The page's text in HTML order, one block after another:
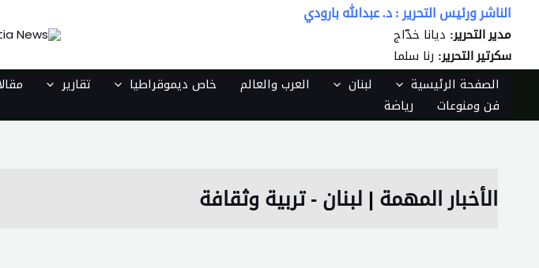
تخطي
المحتوى
الناشر ورئيس التحرير : د. عبدالله بارودي
مدير التحرير: ديانا خدّاج
سكرتير التحرير: رنا سلما
الصفحة الرئيسية لبنان العرب والعالم خاص ديموقراطيا تقارير
فن ومنوعات
رياضة
الأخبار المهمة | لبنان - تربية وثقافة